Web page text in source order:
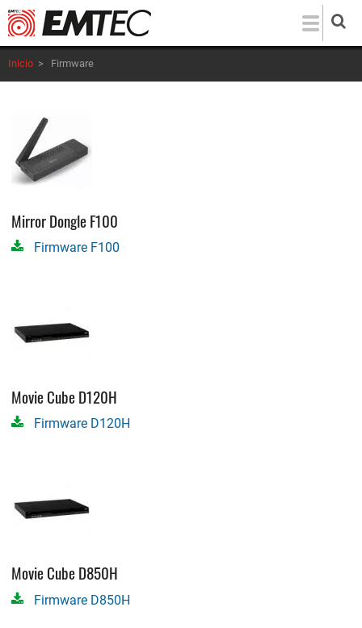
Pasar
al
contenido
principal
Inicio > Firmware
Mirror Dongle F100
Firmware F100
Movie Cube D120H
Firmware D120H
Movie Cube D850H
Firmware D850H